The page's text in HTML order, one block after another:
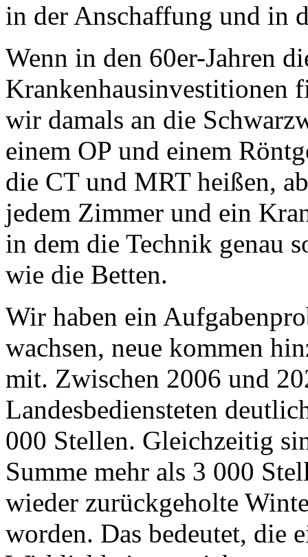
in der Anschaffung und in
Wenn in den 60er-Jahren
Krankenhausinvestitionen
wir damals an die
einem OP und einem
die CT und MRT heißen,
jedem Zimmer und ein
in dem die Technik genau
wie die Betten.
Wir haben ein
wachsen, neue kommen
mit. Zwischen 2006 und
Landesbediensteten
000 Stellen. Gleichzeitig
Summe mehr als 3 000
wieder zurückgeholte
worden. Das bedeutet, die